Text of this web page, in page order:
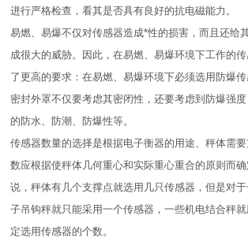
进行严格检查，看其是否具有良好的抗电磁能力。
易燃、易爆不仅对传感器造成*性的损害，而且还给
成很大的威胁。因此，在易燃、易爆环境下工作的
了更高的要求：在易燃、易爆环境下必须选用防爆
密封外罩不仅要考虑其密闭性，还要考虑到防爆强
的防水、防潮、防爆性等。
传感器数量的选择是根据电子衡器的用途、秤体需
数应根据使秤体几何重心和实际重心重合的原则而
说，秤体有几个支撑点就选用几只传感器，但是对
子吊钩秤就只能采用一个传感器，一些机电结合秤
定选用传感器的个数。